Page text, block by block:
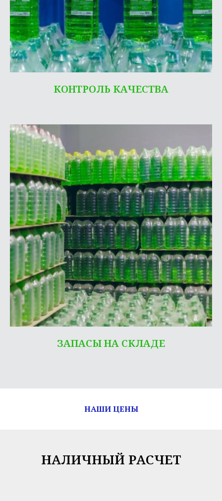
КОНТРОЛЬ КАЧЕСТВА
ЗАПАСЫ НА СКЛАДЕ
НАШИ ЦЕНЫ
НАЛИЧНЫЙ РАСЧЕТ